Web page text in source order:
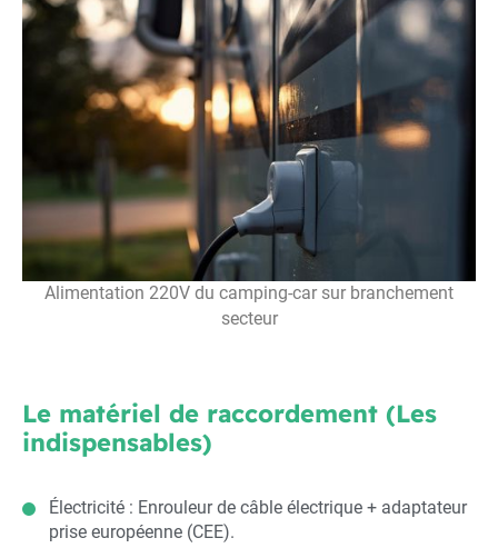
Le matériel de raccordement (Les
indispensables)
Électricité : Enrouleur de câble électrique + adaptateur
prise européenne (CEE).
Alimentation 220V du camping-car sur branchement
secteur